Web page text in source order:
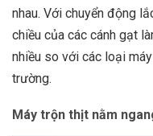
nhau. Với chuyển động
chiều của các cánh gạt
nhiều so với các loại
trường.
Máy trộn thịt nằm